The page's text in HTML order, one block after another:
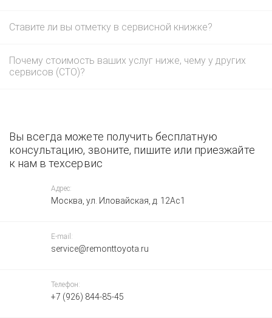
Ставите ли вы отметку в сервисной книжке?
Почему стоимость ваших услуг ниже, чему у других
сервисов (СТО)?
Вы всегда можете получить бесплатную
консультацию, звоните, пишите или приезжайте
к нам в техсервис
Адрес:
Москва, ул. Иловайская, д. 12Ас1
E-mail:
service@remonttoyota.ru
Телефон:
+7 (926) 844-85-45